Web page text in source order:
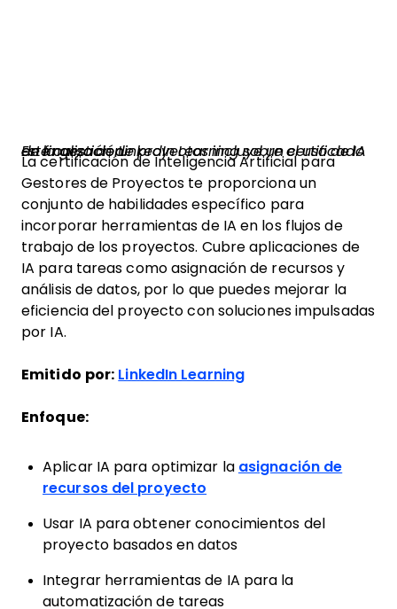
Este curso de LinkedIn Learning sobre el uso de IA en la gestión de proyectos incluye un certificado de finalización.
La certificación de Inteligencia Artificial para
Gestores de Proyectos te proporciona un
conjunto de habilidades específico para
incorporar herramientas de IA en los flujos de
trabajo de los proyectos. Cubre aplicaciones de
IA para tareas como asignación de recursos y
análisis de datos, por lo que puedes mejorar la
eficiencia del proyecto con soluciones impulsadas
por IA.
Emitido por: LinkedIn Learning
Enfoque:
Aplicar IA para optimizar la asignación de
recursos del proyecto
Usar IA para obtener conocimientos del
proyecto basados en datos
Integrar herramientas de IA para la
automatización de tareas